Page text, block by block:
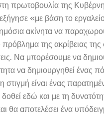
πρωτοβουλία της
«με βάση το
ακίνητα να
της ακρίβειας
Να μπορέσουμε να
να δημιουργηθεί ένας
είναι ένας
εδώ και με τη
θα αποτελέσει ένα